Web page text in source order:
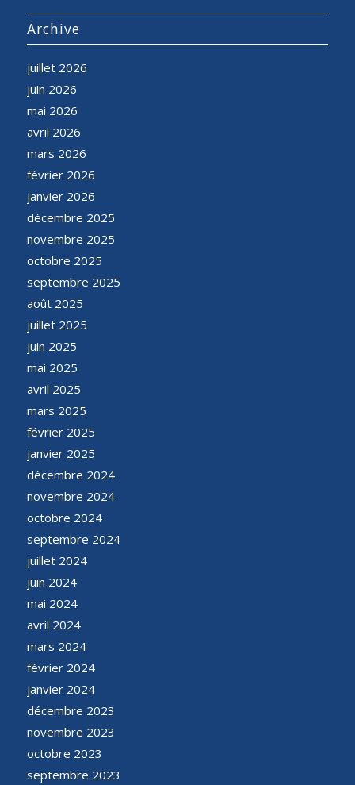
Archive
juillet 2026
juin 2026
mai 2026
avril 2026
mars 2026
février 2026
janvier 2026
décembre 2025
novembre 2025
octobre 2025
septembre 2025
août 2025
juillet 2025
juin 2025
mai 2025
avril 2025
mars 2025
février 2025
janvier 2025
décembre 2024
novembre 2024
octobre 2024
septembre 2024
juillet 2024
juin 2024
mai 2024
avril 2024
mars 2024
février 2024
janvier 2024
décembre 2023
novembre 2023
octobre 2023
septembre 2023